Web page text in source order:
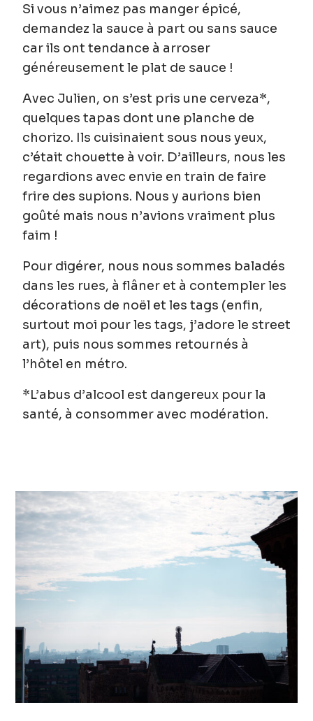
Si vous n’aimez pas manger épicé,
demandez la sauce à part ou sans sauce
car ils ont tendance à arroser
généreusement le plat de sauce !
Avec Julien, on s’est pris une cerveza*,
quelques tapas dont une planche de
chorizo. Ils cuisinaient sous nous yeux,
c’était chouette à voir. D’ailleurs, nous les
regardions avec envie en train de faire
frire des supions. Nous y aurions bien
goûté mais nous n’avions vraiment plus
faim !
Pour digérer, nous nous sommes baladés
dans les rues, à flâner et à contempler les
décorations de noël et les tags (enfin,
surtout moi pour les tags, j’adore le street
art), puis nous sommes retournés à
l’hôtel en métro.
*L’abus d’alcool est dangereux pour la
santé, à consommer avec modération.